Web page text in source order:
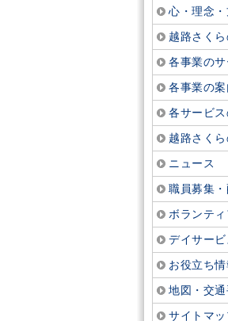
心・理念
越路さく
各事業のサ
各事業の案
各サービ
越路さく
ニュース
職員募集
ボランテ
デイサー
お役立ち情
地図・交
サイトマ